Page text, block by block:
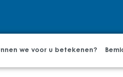
we voor u betekenen?